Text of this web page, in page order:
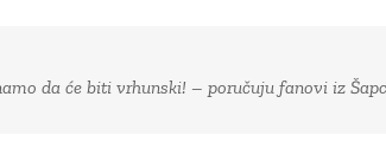
da će biti vrhunski! – poručuju fanovi iz